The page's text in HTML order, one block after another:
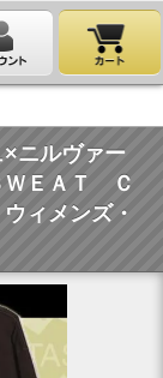
×ニルヴァー
ＷＥＡＴ Ｃ
ィメンズ・